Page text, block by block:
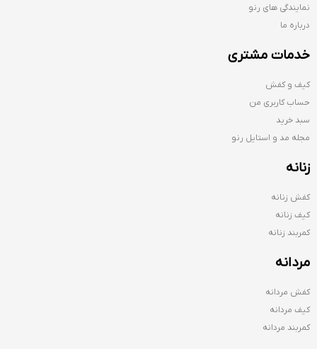
نمایندگی های رنو
درباره ما
خدمات مشتری
کیف و کفش
حساب کاربری من
سبد خرید
مجله مد و استایل رنو
زنانه
کفش زنانه
کیف زنانه
کمربند زنانه
مردانه
کفش مردانه
کیف مردانه
کمربند مردانه